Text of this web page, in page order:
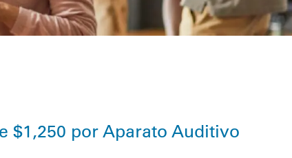
$1,250 por Aparato Auditivo